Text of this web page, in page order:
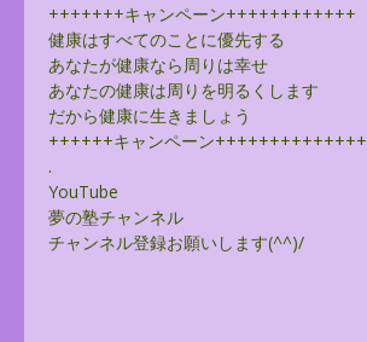
+++++++キャンペーン++++++++++++
健康はすべてのことに優先する
あなたが健康なら周りは幸せ
あなたの健康は周りを明るくします
だから健康に生きましょう
++++++キャンペーン++++++++++++++
.
YouTube
夢の塾チャンネル
チャンネル登録お願いします(^^)/